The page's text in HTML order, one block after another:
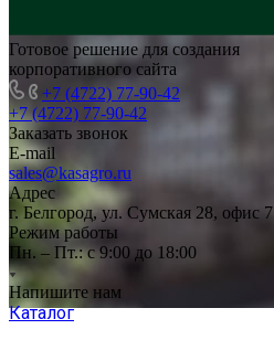
Готовое решение для создания
корпоративного сайта
+7 (4722) 77-90-42
+7 (4722) 77-90-42
Заказать звонок
E-mail
sales@kasagro.ru
Адрес
г. Белгород, ул. Сумская 28, офис 7
Режим работы
Пн. – Пт.: с 9:00 до 18:00
Напишите нам
Каталог